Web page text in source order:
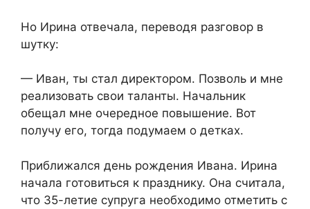
​Но Ирина отвечала, переводя разговор в
шутку:​
​— Иван, ты стал директором. Позволь и мне
реализовать свои таланты. Начальник
обещал мне очередное повышение. Вот
получу его, тогда подумаем о детках.​
​Приближался день рождения Ивана. Ирина
начала готовиться к празднику. Она считала,
что 35-летие супруга необходимо отметить с